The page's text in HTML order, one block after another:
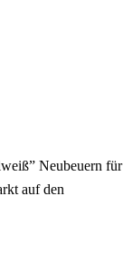
Neubeuern für
auf den